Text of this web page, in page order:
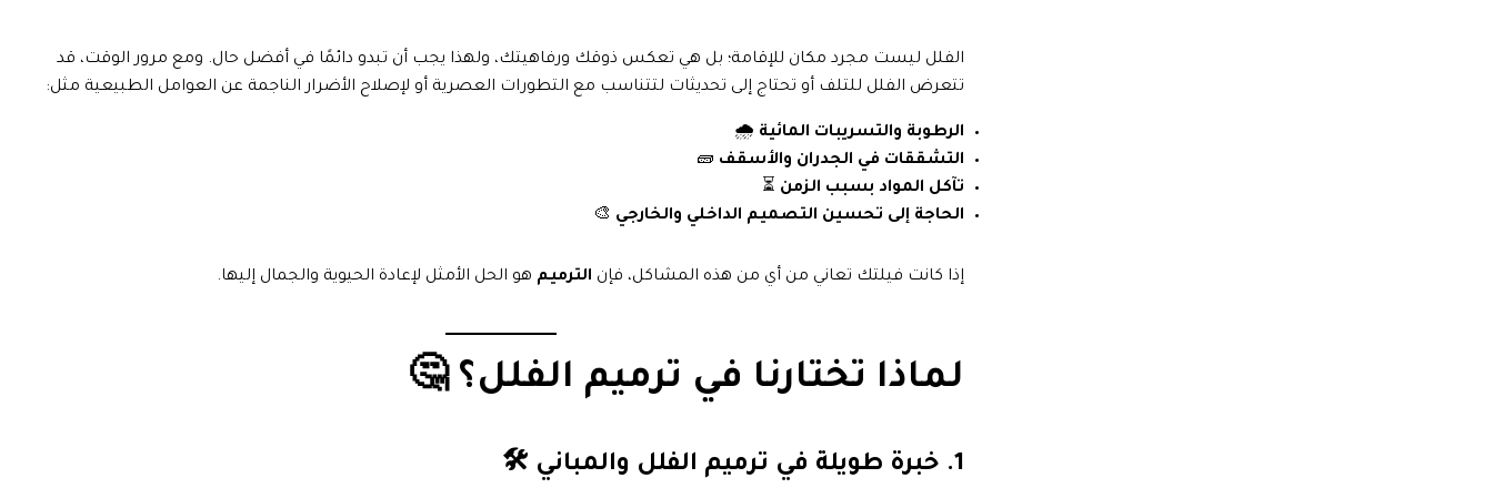
الفلل ليست مجرد مكان للإقامة؛ بل هي تعكس ذوقك ورفاهيتك، ولهذا يجب أن تبدو دائمًا في أفضل حال. ومع مرور الوقت، قد
تتعرض الفلل للتلف أو تحتاج إلى تحديثات لتتناسب مع التطورات العصرية أو لإصلاح الأضرار الناجمة عن العوامل الطبيعية مثل:
الرطوبة والتسريبات المائية 🌧️
التشققات في الجدران والأسقف 🧱
تآكل المواد بسبب الزمن ⏳
الحاجة إلى تحسين التصميم الداخلي والخارجي 🎨
إذا كانت فيلتك تعاني من أي من هذه المشاكل، فإن الترميم هو الحل الأمثل لإعادة الحيوية والجمال إليها.
لماذا تختارنا في ترميم الفلل؟ 🤔
1. خبرة طويلة في ترميم الفلل والمباني 🛠️